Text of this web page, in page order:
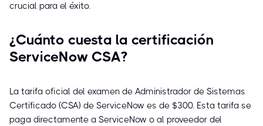
crucial para el éxito.
¿Cuánto cuesta la certificación
ServiceNow CSA?
La tarifa oficial del examen de Administrador de Sistemas
Certificado (CSA) de ServiceNow es de $300. Esta tarifa se
paga directamente a ServiceNow o al proveedor del